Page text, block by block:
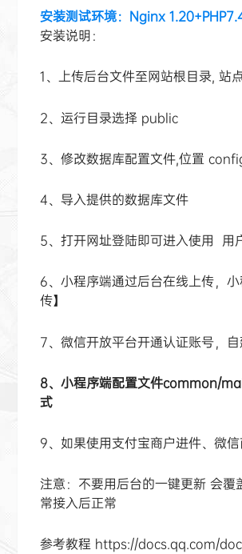
安装测试环境：Nginx
安装说明：
1、上传后台文件至网站根目录, 站
2、运行目录选择 public
3、修改数据库配置文件,位置
4、导入提供的数据库文件
5、打开网址登陆即可进入使用
6、小程序端通过后台在线上传，
传】
7、微信开放平台开通认证账号，
8、小程序端配置文件common/
式
9、如果使用支付宝商户进件、微
注意：不要用后台的一键更新 会
常接入后正常
参考教程 https://docs.qq.com/